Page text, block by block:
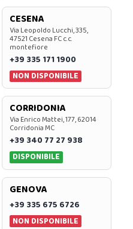
CESENA
Via Leopoldo Lucchi, 335,
47521 Cesena FC c.c.
montefiore
+39 335 171 1900
NON DISPONIBILE
CORRIDONIA
Via Enrico Mattei, 177, 62014
Corridonia MC
+39 340 77 27 938
DISPONIBILE
GENOVA
+39 335 675 6726
NON DISPONIBILE